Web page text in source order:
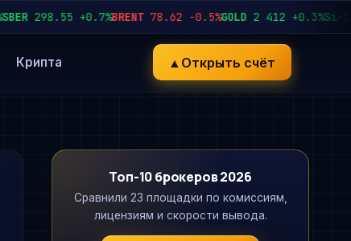
298.55 +0.7%BRENT 78.62 −0.5%GOLD 2 412 +0.3%Si-12.26
Крипта ▲ Открыть счёт
Топ-10 брокеров 2026
Сравнили 23 площадки по комиссиям,
лицензиям и скорости вывода.